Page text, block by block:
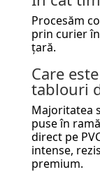
Procesăm
prin curier
țară.
Care
tablouri
Majoritatea
puse în
direct pe
intense,
premium.